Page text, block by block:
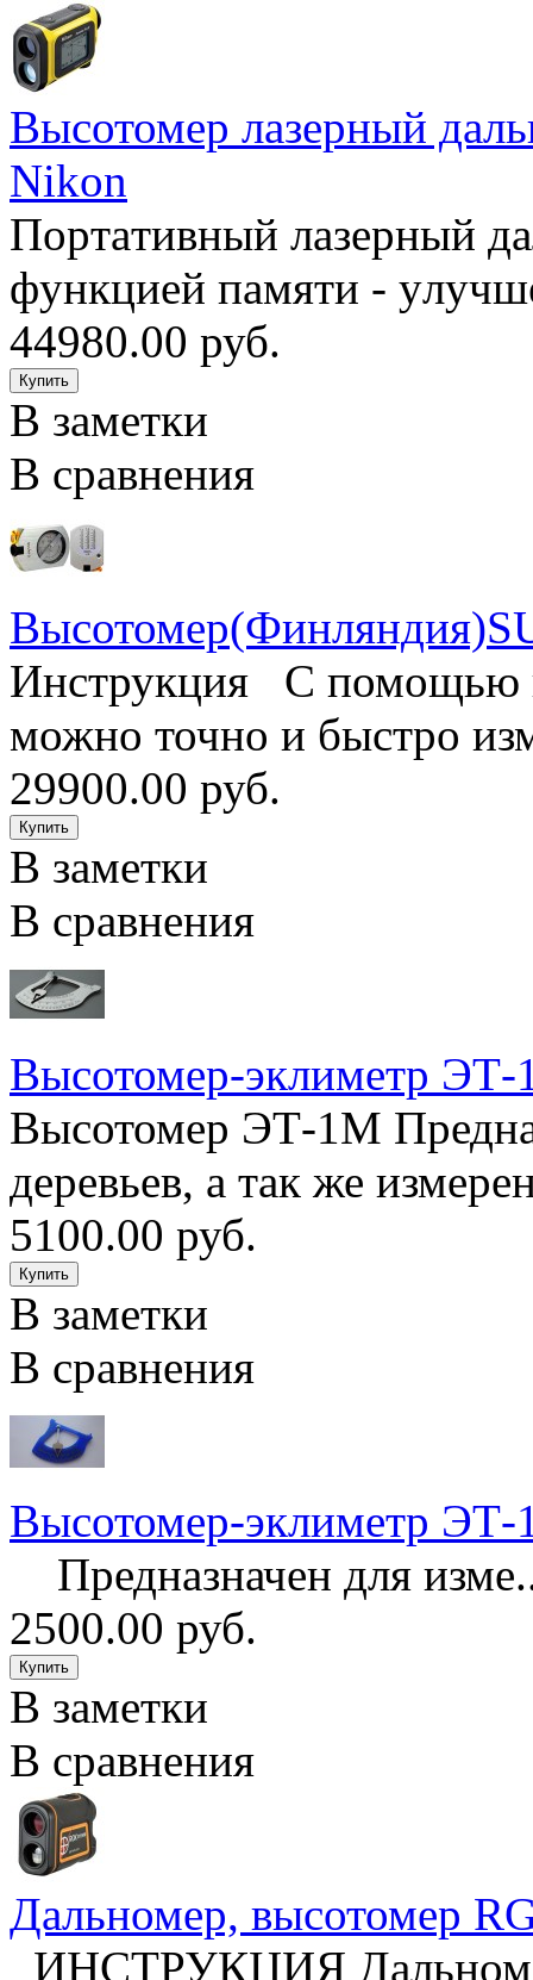
Высотомер лазерный
Nikon
Пopтaтивный лaзepный
фyнкциeй пaмяти -
44980.00 руб.
В заметки
В сравнения
Инструкция С помощью
можно точно и быстро
29900.00 руб.
В заметки
В сравнения
Высотомер-эклиметр
Высотомер ЭТ-1М
деревьев, а так же
5100.00 руб.
В заметки
В сравнения
Высотомер-эклиметр
Предназначен для
2500.00 руб.
В заметки
В сравнения
Дальномер, высотомер
ИНСТРУКЦИЯ